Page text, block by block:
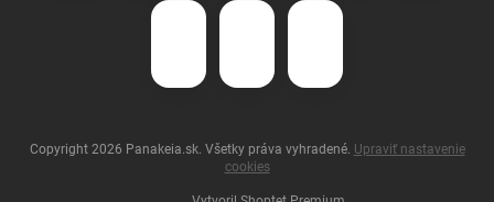
Copyright 2026 Panakeia.sk. Všetky práva vyhradené. Upraviť nastavenie
cookies